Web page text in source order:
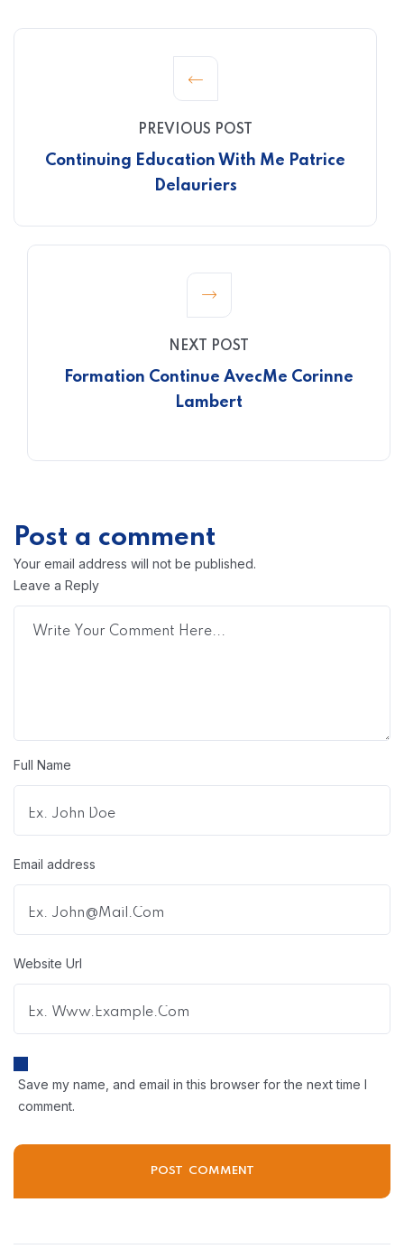
PREVIOUS POST
Continuing Education With Me Patrice
Delauriers
NEXT POST
Formation Continue AvecMe Corinne
Lambert
Post a comment
Your email address will not be published.
Leave a Reply
Full Name
Email address
Website Url
Save my name, and email in this browser for the next time I
comment.